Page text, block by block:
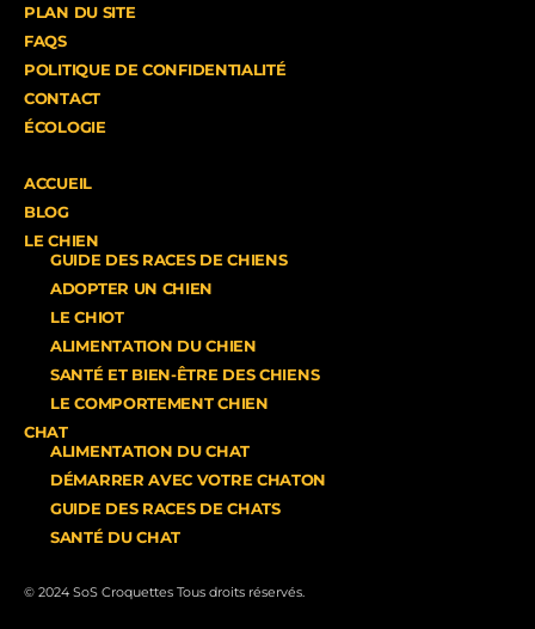
PLAN DU SITE
FAQS
POLITIQUE DE CONFIDENTIALITÉ
CONTACT
ÉCOLOGIE
ACCUEIL
BLOG
LE CHIEN
GUIDE DES RACES DE CHIENS
ADOPTER UN CHIEN
LE CHIOT
ALIMENTATION DU CHIEN
SANTÉ ET BIEN-ÊTRE DES CHIENS
LE COMPORTEMENT CHIEN
CHAT
ALIMENTATION DU CHAT
DÉMARRER AVEC VOTRE CHATON
GUIDE DES RACES DE CHATS
SANTÉ DU CHAT
© 2024 SoS Croquettes Tous droits réservés.